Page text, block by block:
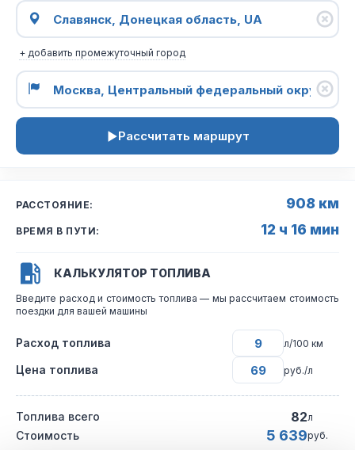
+ добавить промежуточный город
Рассчитать маршрут
РАССТОЯНИЕ: 908 км
ВРЕМЯ В ПУТИ: 12 ч 16 мин
КАЛЬКУЛЯТОР ТОПЛИВА
Введите расход и стоимость топлива — мы рассчитаем стоимость
поездки для вашей машины
Расход топлива л/100 км
Цена топлива руб./л
Топлива всего 82л
Стоимость 5 639руб.